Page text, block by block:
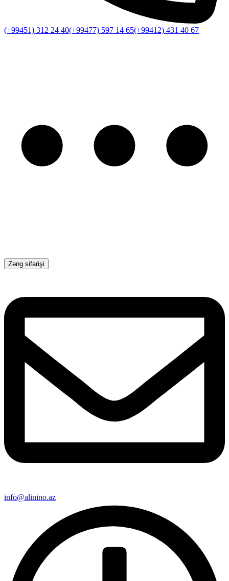
(+99451) 312 24 40(+99477) 597 14 65(+99412) 431 40 67
Zəng sifarişi
info@alinino.az